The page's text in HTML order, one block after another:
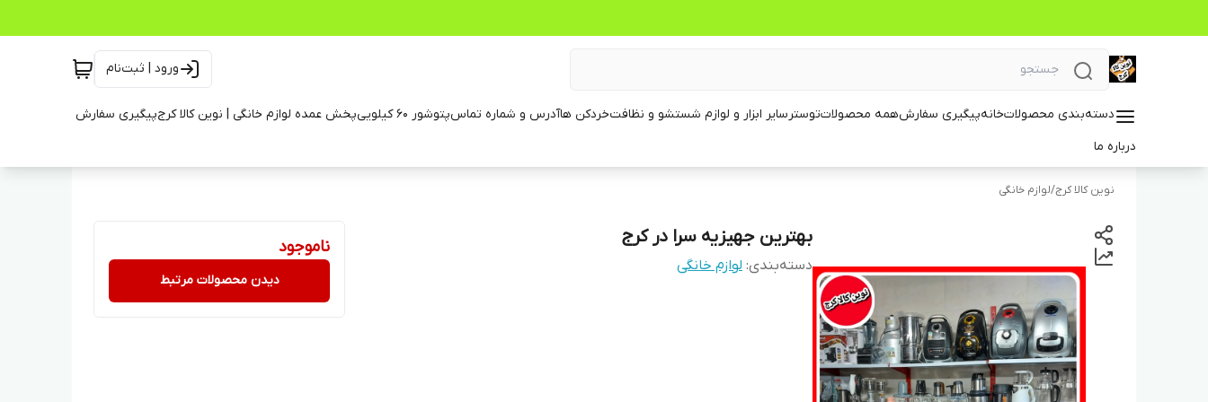
ورود | ثبت‌نام
دسته‌بندی محصولاتخانهپیگیری سفارشهمه محصولاتتوسترسایر ابزار و لوازم شستشو و نظافتخردکن هاآدرس و شماره تماسپتوشور ۶۰ کیلویی پخش عمده لوازم خانگی | نوین کالا کرجپیگیری سفارش
درباره ما
نوین کالا کرج/لوازم خانگی
بهترین جهیزیه سرا در کرج
دسته‌بندی: لوازم خانگی
ناموجود
دیدن محصولات مرتبط